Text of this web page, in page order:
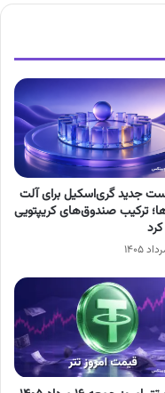
جدید گری‌اسکیل برای آلت
ترکیب صندوق‌های کریپتویی